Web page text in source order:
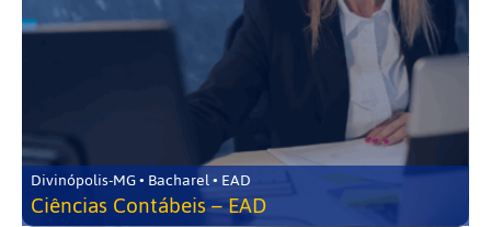
Divinópolis-MG • Bacharel • EAD
Ciências Contábeis – EAD